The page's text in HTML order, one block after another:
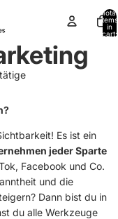
Total
items
in
cart:
Es ist ein
jeder Sparte
Facebook und Co.
und die
Dann bist du in
du alle Werkzeuge